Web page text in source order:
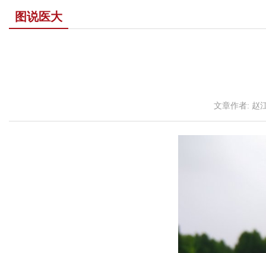
图说医大
文章作者: 赵